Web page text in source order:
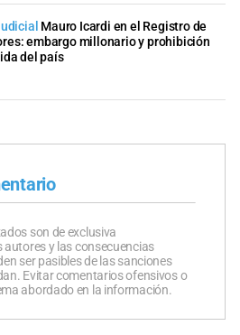
Mauro Icardi en el Registro de
embargo millonario y prohibición
del país
son de exclusiva
autores y las consecuencias
ser pasibles de las sanciones
Evitar comentarios ofensivos o
abordado en la información.